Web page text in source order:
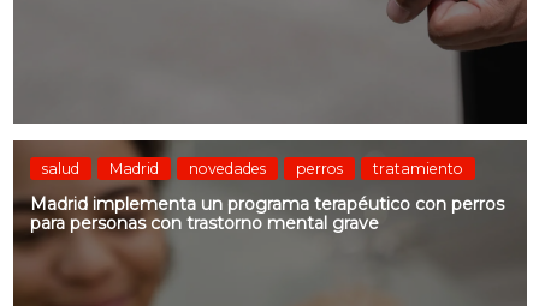
salud Madrid novedades perros tratamiento
Madrid implementa un programa terapéutico con perros
para personas con trastorno mental grave